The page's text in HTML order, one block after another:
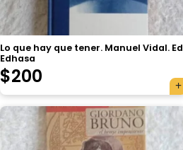
Lo que hay que tener. Manuel Vidal. Ed
Edhasa
$200